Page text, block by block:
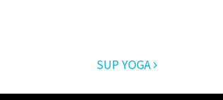
SUP YOGA